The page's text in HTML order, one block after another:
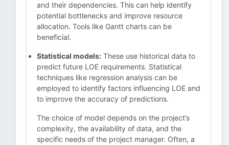
and their dependencies. This can help identify
potential bottlenecks and improve resource
allocation. Tools like Gantt charts can be
beneficial.
Statistical models: These use historical data to
predict future LOE requirements. Statistical
techniques like regression analysis can be
employed to identify factors influencing LOE and
to improve the accuracy of predictions.
The choice of model depends on the project’s
complexity, the availability of data, and the
specific needs of the project manager. Often, a